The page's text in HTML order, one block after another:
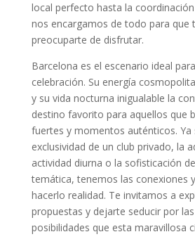
local perfecto hasta la
nos encargamos de todo para que
preocuparte de disfrutar.
Barcelona es el escenario ideal
celebración. Su energía
y su vida nocturna inigualable la
destino favorito para aquellos que
fuertes y momentos auténticos. Ya
exclusividad de un club privado, la
actividad diurna o la sofisticación
temática, tenemos las conexiones
hacerlo realidad. Te invitamos a
propuestas y dejarte seducir por
posibilidades que esta maravillosa